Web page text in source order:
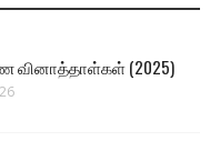
(2025)